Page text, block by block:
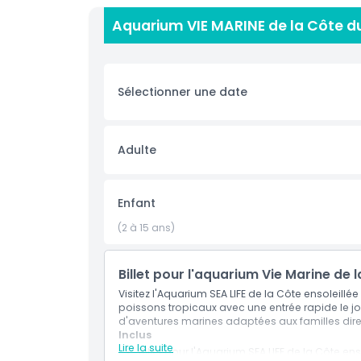
Avec des milliers de créatures aquatiques
nos expositions sous-marines. Au coeur de
compris nos tout nouveaux manchots, notre
tactile à marée.
Rencontrez de rares dragons-marins à
Explorez les profondeurs de l'océan en
Profitez de l'emplacement pratique de ce site,
minutes de route de Brisbane.
Inclus
Politique enfant/adulte
Aquarium VIE MARINE de la Côte
Sélectionner une date
Adulte
Enfant
(2 à 15 ans)
Billet pour l'aquarium Vie Marine de
Visitez l'Aquarium SEA LIFE de la Côte
poissons tropicaux avec une entrée rapide le
d'aventures marines adaptées aux familles
Lire la suite
Inclus
Billet pour l'Aquarium SEA LIFE de la Côte